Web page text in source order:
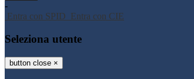
-
Entra con SPID Entra con CIE
Seleziona utente
button close ×